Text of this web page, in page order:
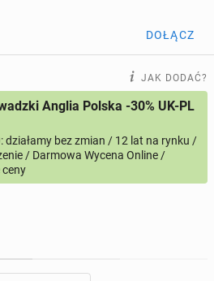
ogłoszenia online
304 profile online
166ogłoszeń online
DOŁĄCZ
JAK DODAĆ?
Anglia Polska -30% UK-PL
działamy bez zmian / 12 lat na rynku /
/ Darmowa Wycena Online /
ceny